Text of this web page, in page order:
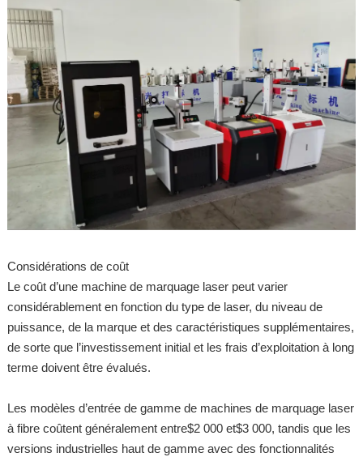
Considérations de coût
Le coût d’une machine de marquage laser peut varier
considérablement en fonction du type de laser, du niveau de
puissance, de la marque et des caractéristiques supplémentaires,
de sorte que l’investissement initial et les frais d’exploitation à long
terme doivent être évalués.
Les modèles d’entrée de gamme de machines de marquage laser
à fibre coûtent généralement entre$2 000 et$3 000, tandis que les
versions industrielles haut de gamme avec des fonctionnalités